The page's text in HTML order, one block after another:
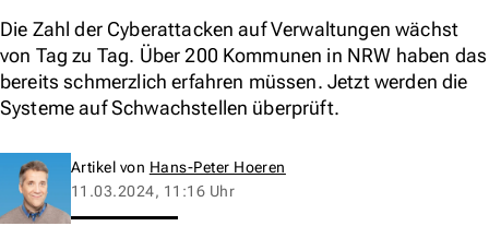
Die Zahl der Cyberattacken auf Verwaltungen wächst
von Tag zu Tag. Über 200 Kommunen in NRW haben das
bereits schmerzlich erfahren müssen. Jetzt werden die
Systeme auf Schwachstellen überprüft.
Artikel von Hans-Peter Hoeren
11.03.2024, 11:16 Uhr